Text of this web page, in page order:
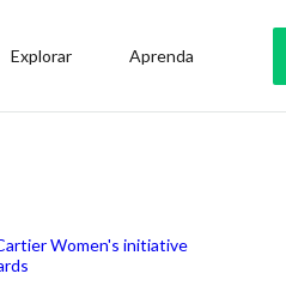
Explorar Aprenda